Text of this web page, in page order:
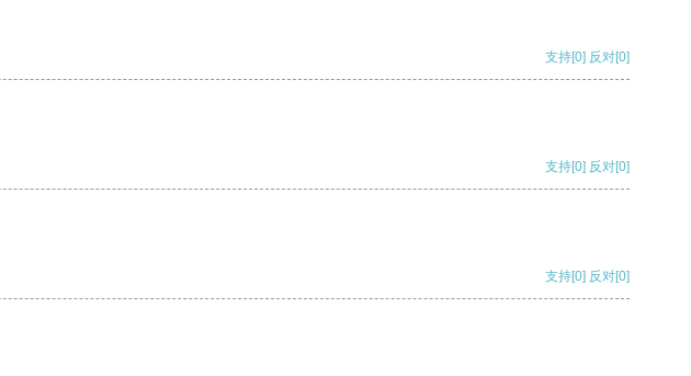
支持[0] 反对[0]
支持[0] 反对[0]
支持[0] 反对[0]